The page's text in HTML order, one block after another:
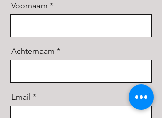
Voornaam
Achternaam
Email